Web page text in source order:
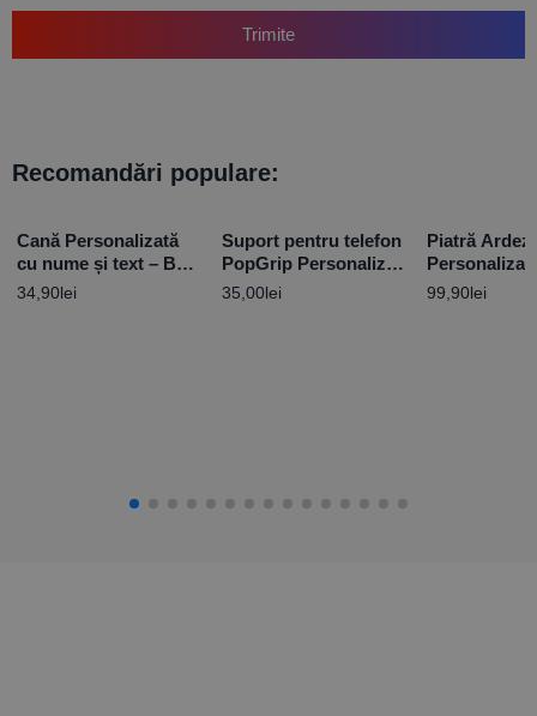
Trimite
Recomandări populare:
Cană Personalizată
cu nume și text – Best
Dad
34,90lei
Suport pentru telefon
PopGrip Personalizat
cu poză
35,00lei
Piatră
mesaj –
99,90lei